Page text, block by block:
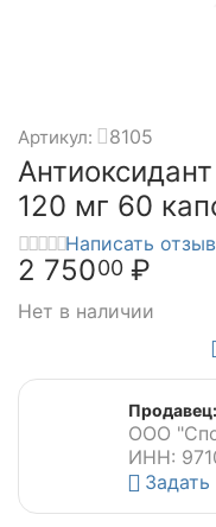
Артикул: 8105
120 мг 60
Написать отзыв
2 75000 ₽
Нет в наличии
Продавец:
ООО
ИНН: